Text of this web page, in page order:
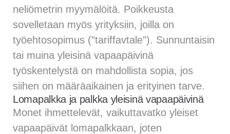
neliömetrin myymälöitä. Poikkeusta
sovelletaan myös yrityksiin, joilla on
työehtosopimus (”tariffavtale”). Sunnuntaisin
tai muina yleisinä vapaapäivinä
työskentelystä on mahdollista sopia, jos
siihen on määräaikainen ja erityinen tarve.
Lomapalkka ja palkka yleisinä vapaapäivinä
Monet ihmettelevät, vaikuttavatko yleiset
vapaapäivät lomapalkkaan, joten